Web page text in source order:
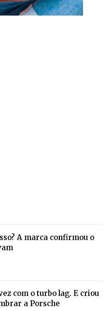
A marca confirmou o
com o turbo lag. E criou
a Porsche